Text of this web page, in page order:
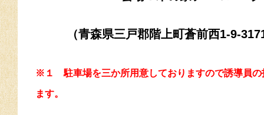
（青森県三戸郡階上町蒼前西1-9-
※１ 駐車場を三か所用意しておりますので誘導員の
ます。